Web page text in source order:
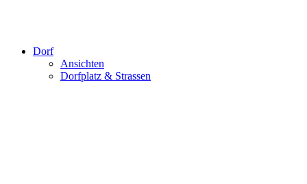
Dorf
Ansichten
Dorfplatz & Strassen